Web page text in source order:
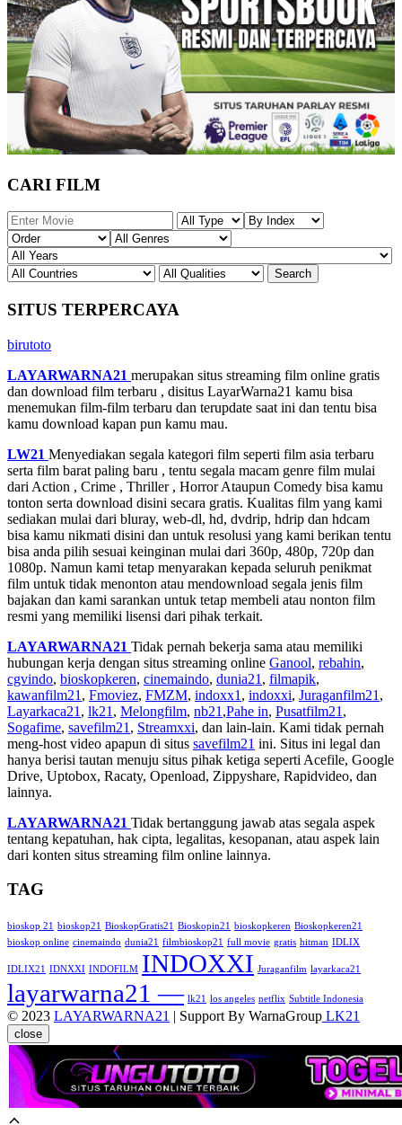
CARI FILM
SITUS TERPERCAYA
birutoto
LAYARWARNA21 merupakan situs streaming film online gratis
dan download film terbaru , disitus LayarWarna21 kamu bisa
menemukan film-film terbaru dan terupdate saat ini dan tentu bisa
kamu download kapan pun kamu mau.
LW21 Menyediakan segala kategori film seperti film asia terbaru
serta film barat paling baru , tentu segala macam genre film mulai
dari Action , Crime , Thriller , Horror Ataupun Comedy bisa kamu
tonton serta download disini secara gratis. Kualitas film yang kami
sediakan mulai dari bluray, web-dl, hd, dvdrip, hdrip dan hdcam
bisa kamu nikmati disini dan untuk resolusi yang kami berikan tentu
bisa anda pilih sesuai keinginan mulai dari 360p, 480p, 720p dan
1080p. Namun kami tetap menyarakan kepada seluruh penikmat
film untuk tidak menonton atau mendownload segala jenis film
bajakan dan kami sarankan untuk tetap membeli atau nonton film
resmi yang memiliki lisensi dari pihak terkait.
LAYARWARNA21 Tidak pernah bekerja sama atau memiliki
hubungan kerja dengan situs streaming online Ganool, rebahin,
cgvindo, bioskopkeren, cinemaindo, dunia21 , filmapik,
kawanfilm21 , Fmoviez, FMZM, indoxx1 , indoxxi, Juraganfilm21 ,
Layarkaca21 , lk21 , Melongfilm, nb21 ,Pahe in, Pusatfilm21 ,
Sogafime, savefilm21 , Streamxxi, dan lain-lain. Kami tidak pernah
meng-host video apapun di situs savefilm21 ini. Situs ini legal dan
hanya berisi tautan menuju situs pihak ketiga seperti Acefile, Google
Drive, Uptobox, Racaty, Openload, Zippyshare, Rapidvideo, dan
lainnya.
LAYARWARNA21 Tidak bertanggung jawab atas segala aspek
tentang kepatuhan, hak cipta, legalitas, kesopanan, atau aspek lain
dari konten situs streaming film online lainnya.
TAG
bioskop 21 bioskop21 BioskopGratis21 Bioskopin21 bioskopkeren Bioskopkeren21
bioskop online cinemaindo dunia21 filmbioskop21 full movie gratis hitman IDLIX
IDLIX21 IDNXXI INDOFILM INDOXXI Juraganfilm layarkaca21
layarwarna21 — lk21 los angeles netflix Subtitle Indonesia
© 2023 LAYARWARNA21 | Support By WarnaGroup LK21
close